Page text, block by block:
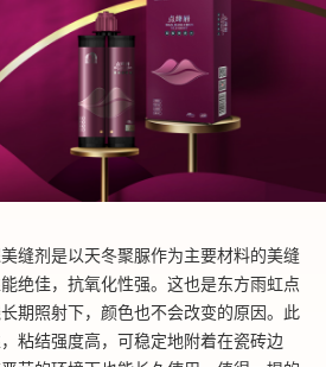
缝剂是以天冬聚脲作为主要材料的美缝
绝佳，抗氧化性强。这也是东方雨虹点
期照射下，颜色也不会改变的原因。此
粘结强度高，可稳定地附着在瓷砖边